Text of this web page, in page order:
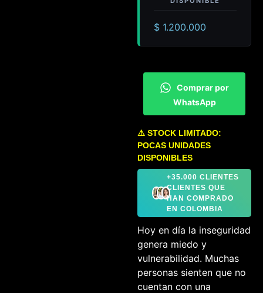
$ 1.200.000
Comprar por
WhatsApp
⚠️ STOCK LIMITADO:
POCAS UNIDADES
DISPONIBLES
+35.000 CLIENTES
CLIENTES QUE
HAN COMPRADO
EN COLOMBIA
Hoy en día la inseguridad
genera miedo y
vulnerabilidad. Muchas
personas sienten que no
cuentan con una